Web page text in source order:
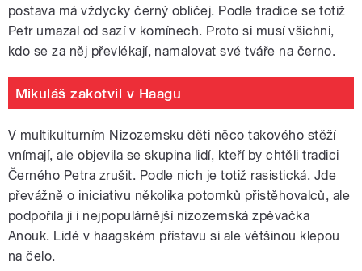
postava má vždycky černý obličej. Podle tradice se totiž
Petr umazal od sazí v komínech. Proto si musí všichni,
kdo se za něj převlékají, namalovat své tváře na černo.
Mikuláš zakotvil v Haagu
V multikulturním Nizozemsku děti něco takového stěží
vnímají, ale objevila se skupina lidí, kteří by chtěli tradici
Černého Petra zrušit. Podle nich je totiž rasistická. Jde
převážně o iniciativu několika potomků přistěhovalců, ale
podpořila ji i nejpopulárnější nizozemská zpěvačka
Anouk. Lidé v haagském přístavu si ale většinou klepou
na čelo.